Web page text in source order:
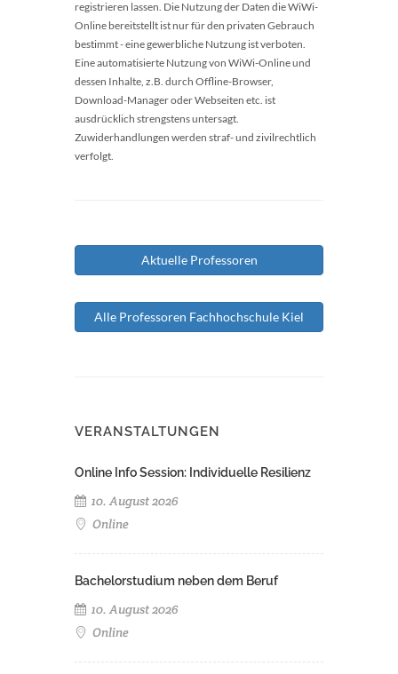
registrieren lassen. Die Nutzung der Daten die WiWi-
Online bereitstellt ist nur für den privaten Gebrauch
bestimmt - eine gewerbliche Nutzung ist verboten.
Eine automatisierte Nutzung von WiWi-Online und
dessen Inhalte, z.B. durch Offline-Browser,
Download-Manager oder Webseiten etc. ist
ausdrücklich strengstens untersagt.
Zuwiderhandlungen werden straf- und zivilrechtlich
verfolgt.
Aktuelle Professoren
Alle Professoren Fachhochschule Kiel
VERANSTALTUNGEN
Online Info Session: Individuelle Resilienz
10. August 2026
Online
Bachelorstudium neben dem Beruf
10. August 2026
Online